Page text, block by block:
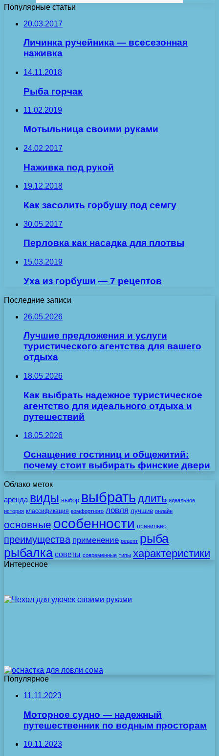
Популярные статьи
20.03.2017
Личинка ручейника — всесезонная
наживка
14.11.2018
Рыба горчак
11.02.2019
Мотыльница своими руками
24.02.2017
Наживка под рукой
19.12.2018
Как засолить горбушу под семгу
30.05.2017
Перловка как насадка для плотвы
15.03.2019
Уха из горбуши — 7 рецептов
Последние записи
26.05.2026
Лучшие предложения и услуги
туристического агентства для вашего
отдыха
18.05.2026
Как выбрать надежное туристическое
агентство для идеального отдыха и
путешествий
18.05.2026
Оснащение гостиниц и общежитий:
почему стоит выбирать финские двери
Облако меток
аренда виды выбор выбрать длить идеальное
история классификация комфортного ловля лучшие онлайн
основные особенности правильно
преимущества применение рецепт рыба
рыбалка советы современные типы характеристики
Интересное
Популярное
11.11.2023
Моторное судно — надежный
путешественник по водным просторам
10.11.2023